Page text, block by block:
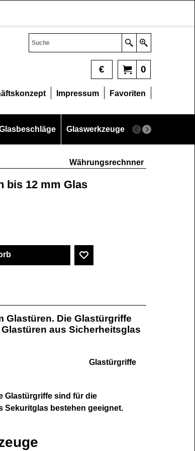
0
€
Impressum Favoriten
Glaswerkzeuge Glasschneider
Währungsrechnner
bis 12 mm Glas
Glastüren. Die Glastürgriffe
aus Sicherheitsglas
Glastürgriffe
Glastürgriffe sind für die
Sekuritglas bestehen geeignet.